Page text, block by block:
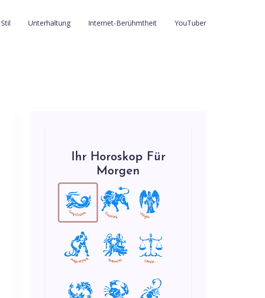
Stil Unterhaltung Internet-Berühmtheit YouTuber
Ihr Horoskop Für
Morgen